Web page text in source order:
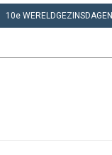
10e WERELDGEZINSDAGEN